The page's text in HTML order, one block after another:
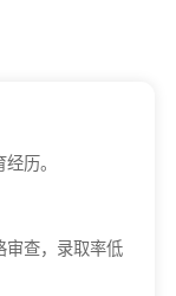
历。
审查，录取率低